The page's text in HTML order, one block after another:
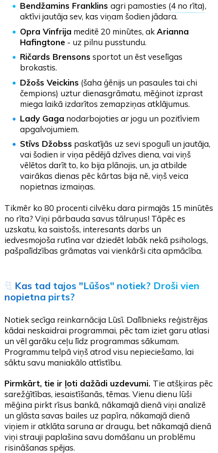
Bendžamins Franklinsagri pamosties (4 no rīta),
aktīvi jautāja sev, kas viņam šodien jādara.
Opra Vinfrija meditē 20 minūtes, akArianna
Hafingtone - uz pilnu pusstundu.
Ričards Brensons sportot un ēst veselīgas
brokastis.
Džošs Veickins (šaha ģēnijs un pasaules tai chi
čempions) uztur dienasgrāmatu, mēģinot izprast
miega laikā izdarītos zemapziņas atklājumus.
Lady Gaga nodarbojoties ar jogu un pozitīviem
apgalvojumiem.
Stīvs Džobss paskatījās uz sevi spogulī un jautāja,
vai šodien ir viņa pēdējā dzīves diena, vai viņš
vēlētos darīt to, ko bija plānojis, un, ja atbilde
vairākas dienas pēc kārtas bija nē, viņš veica
nopietnas izmaiņas.
Tikmēr ko 80 procenti cilvēku dara pirmajās 15 minūtēs
no rīta? Viņi pārbauda savus tālruņus! Tāpēc es
uzskatu, ka saistošs, interesants darbs un
iedvesmojoša rutīna var dziedēt labāk nekā psihologs,
pašpalīdzības grāmatas vai vienkārši cita apmācība.
🐈 Kas tad tajos "Lūšos" notiek? Droši vien
nopietna pirts?
Notiek secīga reinkarnācija Lūsī. Dalībnieks reģistrējas
kādai neskaidrai programmai, pēc tam iziet garu atlasi
un vēl garāku ceļu līdz programmas sākumam.
Programmu telpā viņš atrod visu nepieciešamo, lai
sāktu savu maniakālo attīstību.
Pirmkārt, tie ir ļoti dažādi uzdevumi. Tie atšķiras pēc
sarežģītības, iesaistīšanās, tēmas. Vienu dienu lūši
mēģina pirkt rīsus bankā, nākamajā dienā viņi analizē
un glāsta savas bailes uz papīra, nākamajā dienā
viņiem ir atklāta saruna ar draugu, bet nākamajā dienā
viņi strauji paplašina savu domāšanu un problēmu
risināšanas spējas.